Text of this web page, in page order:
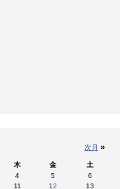
次月 »
木 金
土
4 5
6
11 12 13